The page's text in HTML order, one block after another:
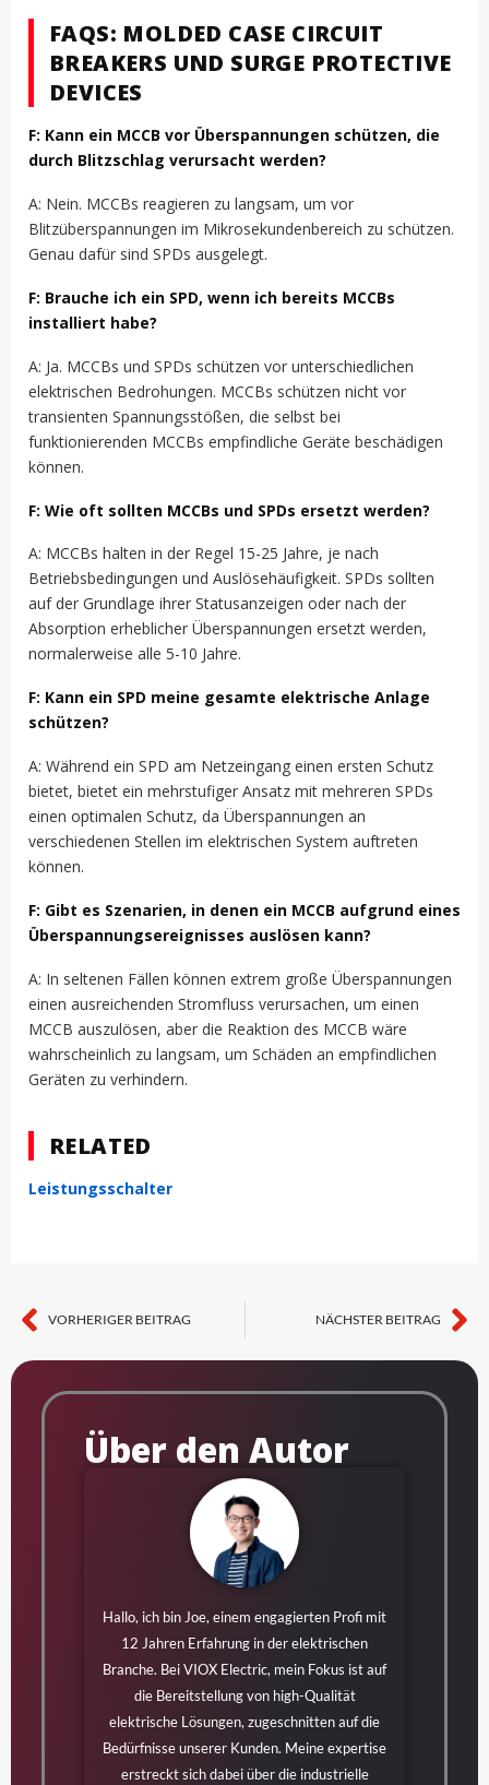
FAQS: MOLDED CASE CIRCUIT
BREAKERS UND SURGE PROTECTIVE
DEVICES
F: Kann ein MCCB vor Überspannungen schützen, die
durch Blitzschlag verursacht werden?
A: Nein. MCCBs reagieren zu langsam, um vor
Blitzüberspannungen im Mikrosekundenbereich zu schützen.
Genau dafür sind SPDs ausgelegt.
F: Brauche ich ein SPD, wenn ich bereits MCCBs
installiert habe?
A: Ja. MCCBs und SPDs schützen vor unterschiedlichen
elektrischen Bedrohungen. MCCBs schützen nicht vor
transienten Spannungsstößen, die selbst bei
funktionierenden MCCBs empfindliche Geräte beschädigen
können.
F: Wie oft sollten MCCBs und SPDs ersetzt werden?
A: MCCBs halten in der Regel 15-25 Jahre, je nach
Betriebsbedingungen und Auslösehäufigkeit. SPDs sollten
auf der Grundlage ihrer Statusanzeigen oder nach der
Absorption erheblicher Überspannungen ersetzt werden,
normalerweise alle 5-10 Jahre.
F: Kann ein SPD meine gesamte elektrische Anlage
schützen?
A: Während ein SPD am Netzeingang einen ersten Schutz
bietet, bietet ein mehrstufiger Ansatz mit mehreren SPDs
einen optimalen Schutz, da Überspannungen an
verschiedenen Stellen im elektrischen System auftreten
können.
F: Gibt es Szenarien, in denen ein MCCB aufgrund eines
Überspannungsereignisses auslösen kann?
A: In seltenen Fällen können extrem große Überspannungen
einen ausreichenden Stromfluss verursachen, um einen
MCCB auszulösen, aber die Reaktion des MCCB wäre
wahrscheinlich zu langsam, um Schäden an empfindlichen
Geräten zu verhindern.
RELATED
Leistungsschalter
Zurück
VORHERIGER BEITRAG NÄCHSTER BEITRAG
Über den Autor
Hallo, ich bin Joe, einem engagierten Profi mit
12 Jahren Erfahrung in der elektrischen
Branche. Bei VIOX Electric, mein Fokus ist auf
die Bereitstellung von high-Qualität
elektrische Lösungen, zugeschnitten auf die
Bedürfnisse unserer Kunden. Meine expertise
erstreckt sich dabei über die industrielle